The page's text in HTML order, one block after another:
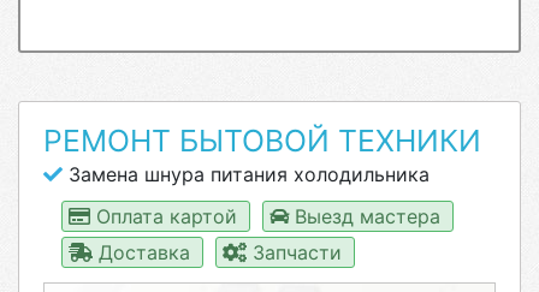
РЕМОНТ БЫТОВОЙ ТЕХНИКИ
Замена шнура питания холодильника
Оплата картой
Выезд мастера
Доставка
Запчасти